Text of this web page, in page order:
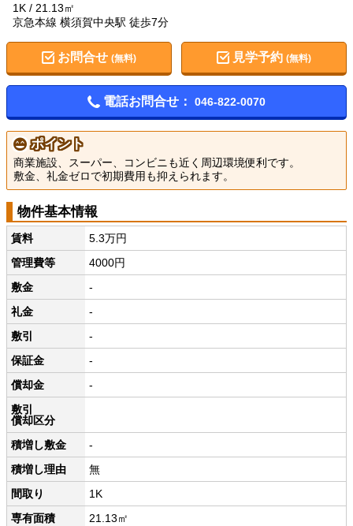
1K
21.13㎡
京急本線 横須賀中央駅 徒歩7分
お問合せ (無料) 見学予約(無料)
電話お問合せ： 046-822-0070
ポイント
商業施設、スーパー、コンビニも近く周辺環境便利です。
敷金、礼金ゼロで初期費用も抑えられます。
物件基本情報
賃料
5.3万円
管理費等
4000円
敷金
-
礼金
-
敷引
-
保証金
-
償却金
-
敷引
償却区分
積増し敷金
-
積増し理由
無
間取り
1K
専有面積
21.13㎡